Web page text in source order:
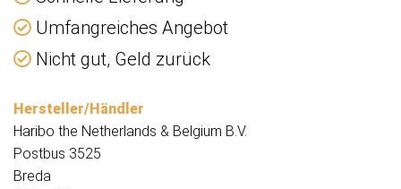
Umfangreiches Angebot
Nicht gut, Geld zurück
Hersteller/Händler
Haribo the Netherlands & Belgium B.V.
Postbus 3525
Breda